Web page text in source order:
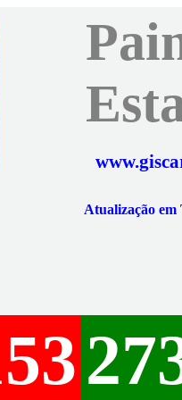
Atualização